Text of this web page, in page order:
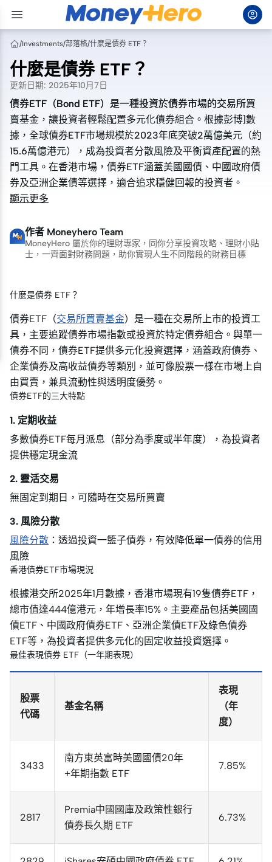
/Investments/部落格/什麼是債券 ETF？
什麼是債券 ETF？
更新日期: 2025年10月7日
債券ETF（Bond ETF）是一種投資於債券市場的交易所買
賣基金，讓投資者輕鬆配置多元化債券組合。根據彭博]數
據，全球債券ETF市場規模於2023年底突破2萬億美元（約
15.6萬億港元），成為投資者分散風險及平衡資產配置的熱
門工具。在香港市場，債券ETF涵蓋美國國債、中國政府債
券及亞洲企業債等選擇，適合追求穩健回報的投資者。
債券ETF（Bond ETF）是一種投資於債券市場的交易所買
賣基金，讓投資者輕鬆配置多元化債券組合。根據彭博]數
據，全球債券ETF市場規模於2023年底突破2萬億美元（約
15.6萬億港元），成為投資者分散風險及平衡資產配置的熱
門工具。在香港市場，債券ETF涵蓋美國國債、中國政府債
券及亞洲企業債等選擇，適合追求穩健回報的投資者。
顯示更多
作者 Moneyhero Team
MoneyHero 屬於你的理財專家，同你分享投資攻略、理財小貼
士，一齊面對財務問題，助你實現人生不同階段的財務目標
什麼是債券 ETF？
債券ETF（交易所買賣基金）是一種在交易所上市的投資工
具，主要追蹤債券市場指數或投資於特定債券組合。與單一
債券不同，債券ETF提供多元化投資選擇，涵蓋政府債券、
企業債券及高收益債券等類別，並可像股票一樣在市場上自
由買賣，兼具流動性與透明度優勢。
債券ETF的三大特點
1. 定期收益
多數債券ETF每月派息（部分為季度或半年度），為投資者
提供穩定現金流
2. 靈活交易
無固定到期日，可隨時在交易所買賣
3. 風險分散
風險分散 ：透過投資一籃子債券，有效降低單一債券的信用
風險
香港債券ETF市場現況
根據港交所2025年1月數據，香港市場現有19隻債券ETF，
總市值達444億港元，年增長率15%。主要產品包括美國國
債ETF、中國政府債券ETF、亞洲企業債ETF及綠色債券
ETF等，為投資者提供多元化的固定收益投資選擇。
最佳表現債券 ETF（一年期表現）
股票
代碼
基金名稱
表現
（年
度）
3433
南方東英富時美國國債20年
+年期指數 ETF
7.85%
2817
Premia中國國庫及政策性銀行
債券長久期 ETF
6.73%